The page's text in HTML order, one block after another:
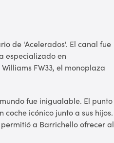
de 'Acelerados'. El canal fue
especializado en
FW33, el monoplaza
fue inigualable. El punto
icónico junto a sus hijos.
a Barrichello ofrecer al